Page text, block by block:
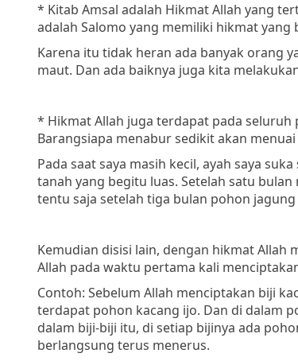
* Kitab Amsal adalah Hikmat Allah yang
adalah Salomo yang memiliki hikmat yang
Karena itu tidak heran ada banyak orang
maut. Dan ada baiknya juga kita
* Hikmat Allah juga terdapat pada
Barangsiapa menabur sedikit akan
Pada saat saya masih kecil, ayah saya
tanah yang begitu luas. Setelah satu
tentu saja setelah tiga bulan pohon
Kemudian disisi lain, dengan hikmat Allah
Allah pada waktu pertama kali
Contoh: Sebelum Allah menciptakan biji
terdapat pohon kacang ijo. Dan di dalam
dalam biji-biji itu, di setiap bijinya ada
berlangsung terus menerus.